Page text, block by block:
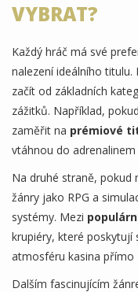
VYBRAT?
Každý hráč má své
nalezení ideálního titulu.
začít od základních
zážitků. Například,
zaměřit na prémiové
vtáhnou do
Na druhé straně, pokud
žánry jako RPG a
systémy. Mezi
krupiéry, které poskytují
atmosféru kasina přímo
Dalším fascinujícím